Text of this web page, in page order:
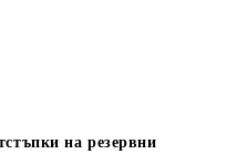
на резервни